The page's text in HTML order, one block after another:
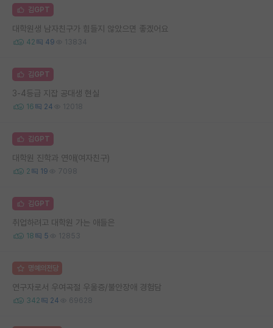
김GPT
대학원생 남자친구가 힘들지 않았으면 좋겠어요
42 49 13834
김GPT
3-4등급 지잡 공대생 현실
16 24 12018
김GPT
대학원 진학과 연애(여자친구)
2 19 7098
김GPT
취업하려고 대학원 가는 애들은
18 5 12853
명예의전당
연구자로서 우여곡절 우울증/불안장애 경험담
342 24 69628